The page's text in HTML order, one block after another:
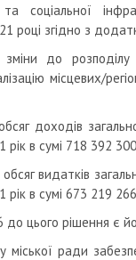
та соціальної
році згідно з
до розподілу
місцевих/
доходів
в сумі 718 392
видатків
в сумі 673 219
цього рішення є
міської ради